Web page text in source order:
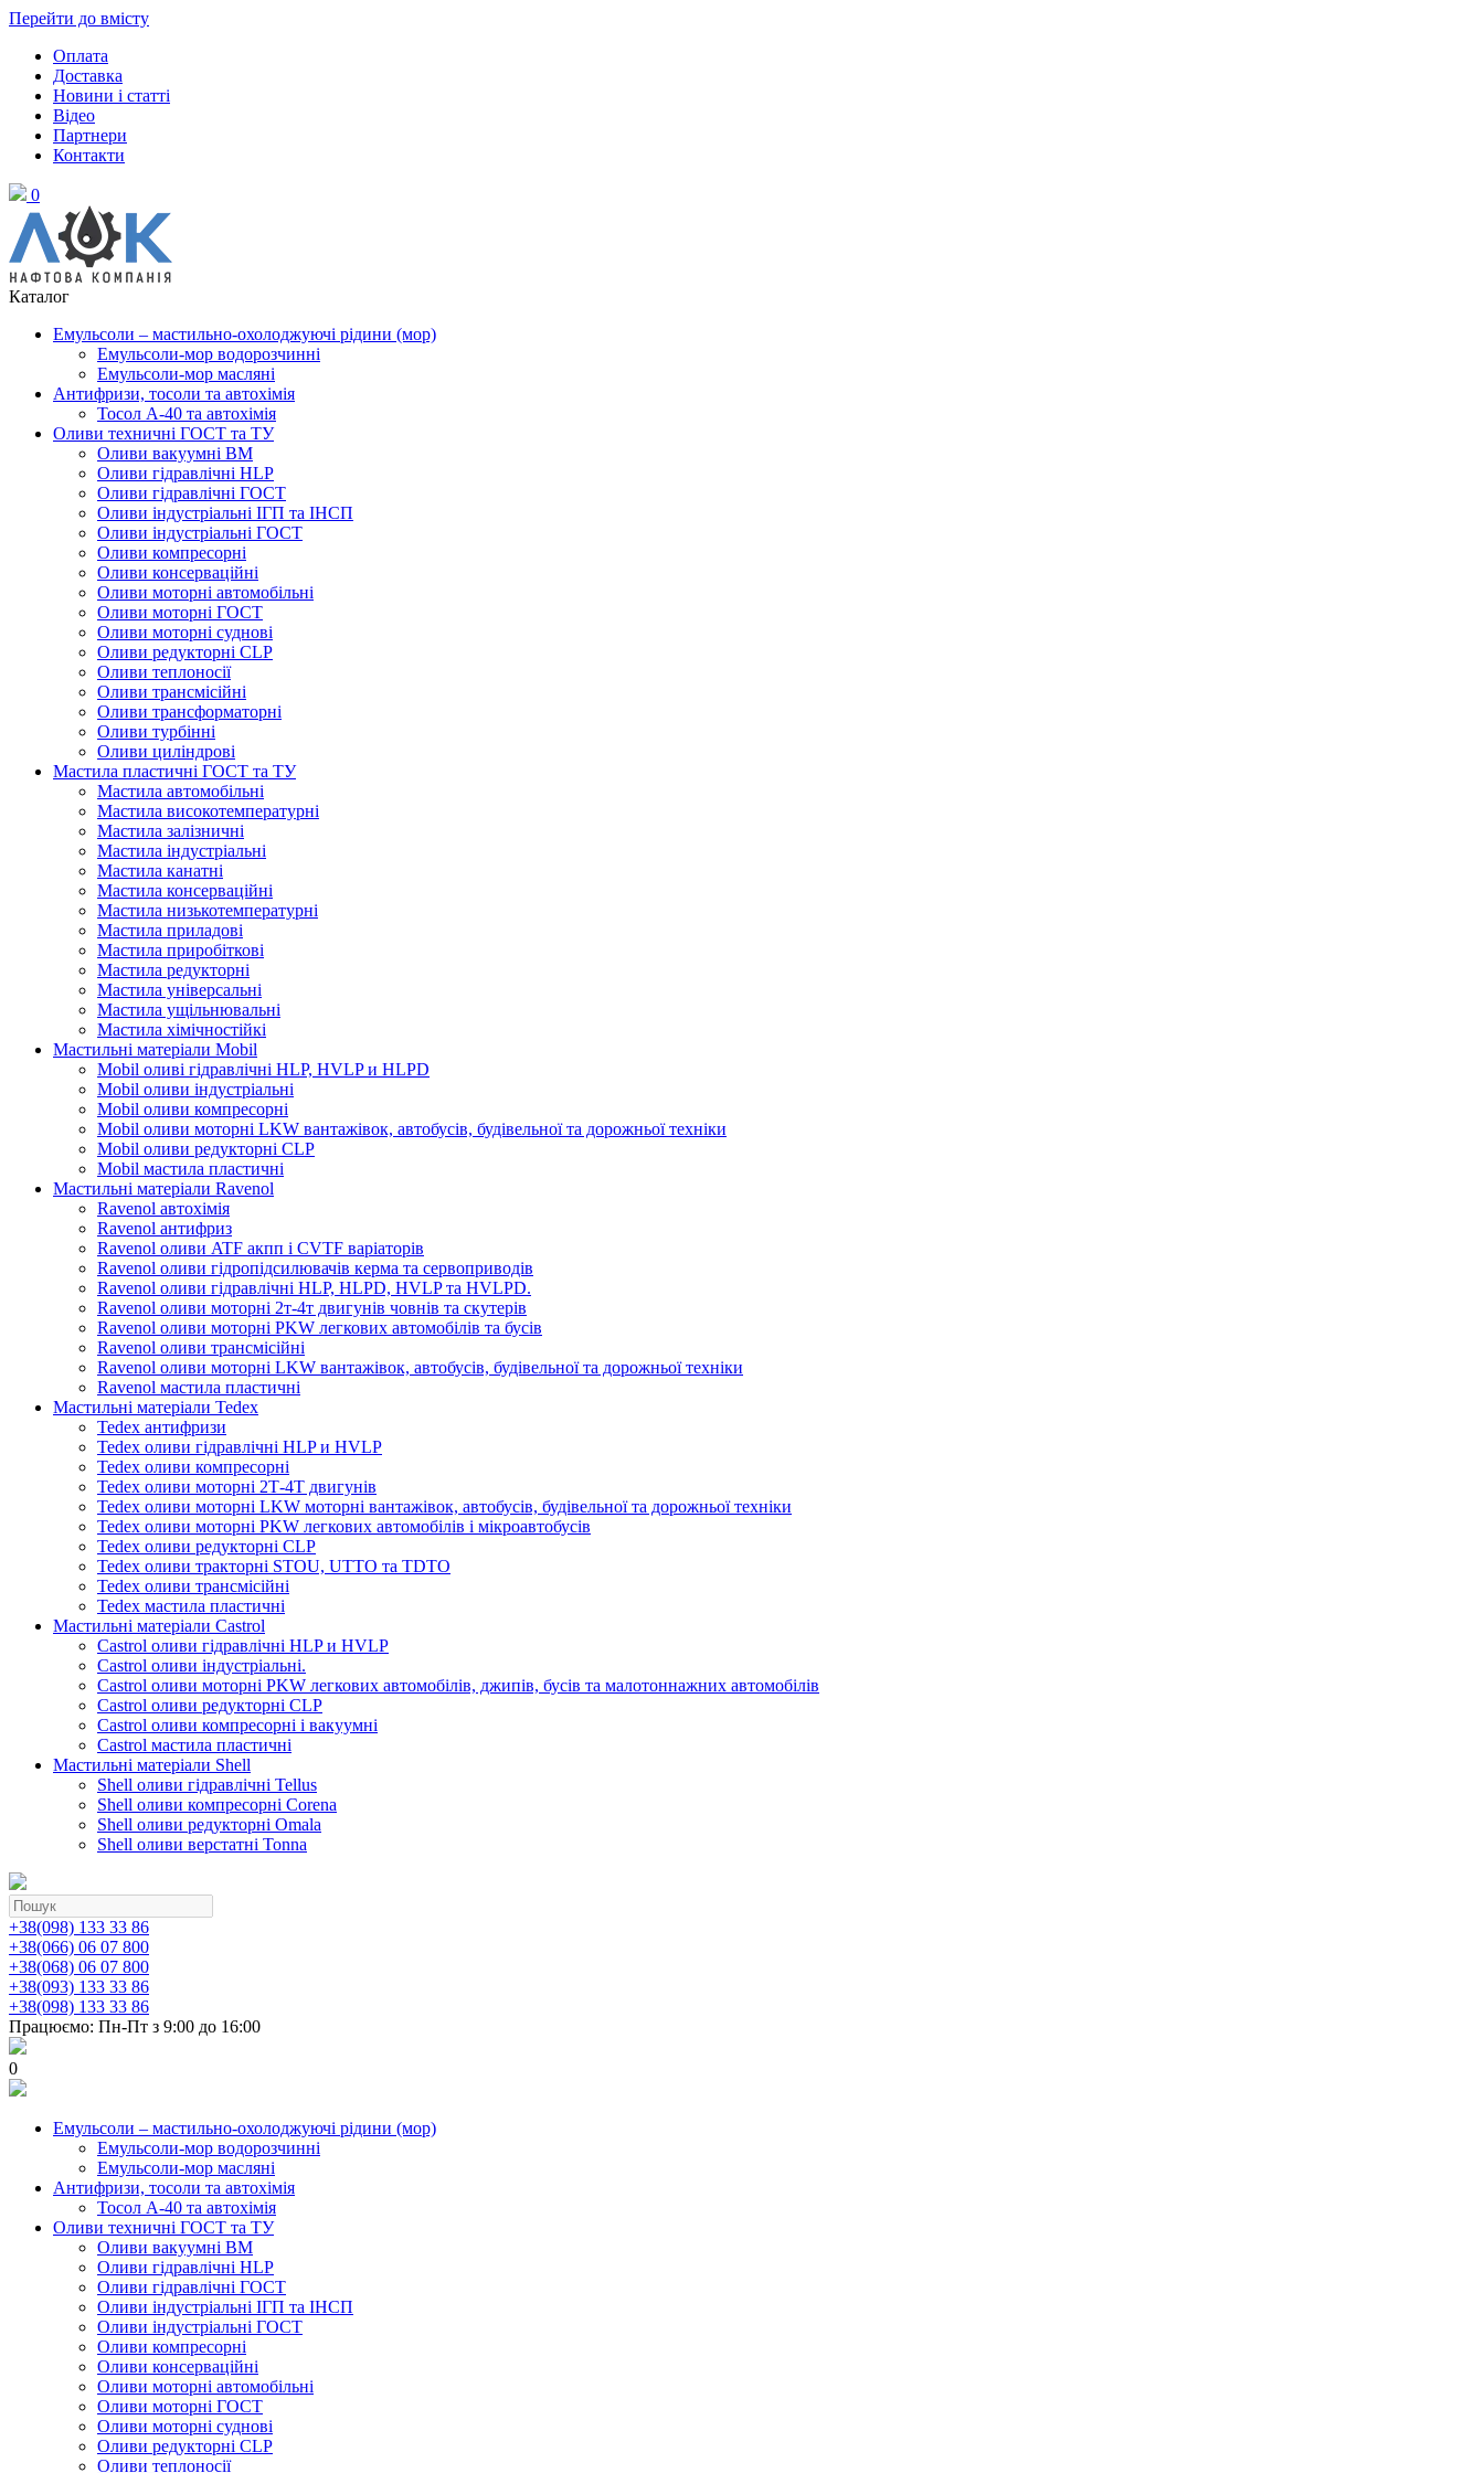
Перейти до вмісту
Оплата
Доставка
Новини і статті
Відео
Партнери
Контакти
0
Каталог
Емульсоли – мастильно-охолоджуючі рідини (мор)
Емульсоли-мор водорозчинні
Емульсоли-мор масляні
Антифризи, тосоли та автохімія
Тосол А-40 та автохімія
Оливи техничні ГОСТ та ТУ
Оливи вакуумні ВМ
Оливи гідравлічні HLP
Оливи гідравлічні ГОСТ
Оливи індустріальні ІГП та ІНСП
Оливи індустріальні ГОСТ
Оливи компресорні
Оливи консерваційні
Оливи моторні автомобільні
Оливи моторні ГОСТ
Оливи моторні суднові
Оливи редукторні CLP
Оливи теплоносії
Оливи трансмісійні
Оливи трансформаторні
Оливи турбінні
Оливи циліндрові
Мастила пластичні ГОСТ та ТУ
Мастила автомобільні
Мастила високотемпературні
Мастила залізничні
Мастила індустріальні
Мастила канатні
Мастила консерваційні
Мастила низькотемпературні
Мастила приладові
Мастила приробіткові
Мастила редукторні
Мастила універсальні
Мастила ущільнювальні
Мастила хімічностійкі
Мастильні матеріали Mobil
Mobil оливі гідравлічні HLP, HVLP и HLPD
Mobil оливи індустріальні
Mobil оливи компресорні
Mobil оливи моторні LKW вантажівок, автобусів, будівельної та дорожньої техніки
Mobil оливи редукторні CLP
Mobil мастила пластичні
Мастильні матеріали Ravenol
Ravenol автохімія
Ravenol антифриз
Ravenol оливи ATF акпп і CVTF варіаторів
Ravenol оливи гідропідсилювачів керма та сервоприводів
Ravenol оливи гідравлічні HLP, HLPD, HVLP та HVLPD.
Ravenol оливи моторні 2т-4т двигунів човнів та скутерів
Ravenol оливи моторні PKW легкових автомобілів та бусів
Ravenol оливи трансмісійні
Ravenol оливи моторні LKW вантажівок, автобусів, будівельної та дорожньої техніки
Ravenol мастила пластичні
Мастильні матеріали Tedex
Tedex антифризи
Tedex оливи гідравлічні HLP и HVLP
Tedex оливи компресорні
Tedex оливи моторні 2Т-4Т двигунів
Tedex оливи моторні LKW моторні вантажівок, автобусів, будівельної та дорожньої техніки
Tedex оливи моторні PKW легкових автомобілів і мікроавтобусів
Tedex оливи редукторні CLP
Tedex оливи тракторні STOU, UTTO та TDTO
Tedex оливи трансмісійні
Tedex мастила пластичні
Мастильні матеріали Castrol
Castrol оливи гідравлічні HLP и HVLP
Castrol оливи індустріальні.
Castrol оливи моторні PKW легкових автомобілів, джипів, бусів та малотоннажних автомобілів
Castrol оливи редукторні CLP
Castrol оливи компресорні і вакуумні
Castrol мастила пластичні
Мастильні матеріали Shell
Shell оливи гідравлічні Tellus
Shell оливи компресорні Corena
Shell оливи редукторні Omala
Shell оливи верстатні Tonna
+38(098) 133 33 86
+38(066) 06 07 800
+38(068) 06 07 800
+38(093) 133 33 86
+38(098) 133 33 86
Працюємо: Пн-Пт з 9:00 до 16:00
0
Емульсоли – мастильно-охолоджуючі рідини (мор)
Емульсоли-мор водорозчинні
Емульсоли-мор масляні
Антифризи, тосоли та автохімія
Тосол А-40 та автохімія
Оливи техничні ГОСТ та ТУ
Оливи вакуумні ВМ
Оливи гідравлічні HLP
Оливи гідравлічні ГОСТ
Оливи індустріальні ІГП та ІНСП
Оливи індустріальні ГОСТ
Оливи компресорні
Оливи консерваційні
Оливи моторні автомобільні
Оливи моторні ГОСТ
Оливи моторні суднові
Оливи редукторні CLP
Оливи теплоносії